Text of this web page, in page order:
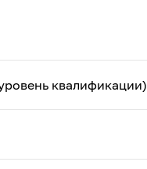
квалификации)